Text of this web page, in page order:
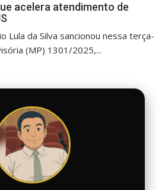
acelera atendimento de
Lula da Silva sancionou nessa terça-
(MP) 1301/2025,...